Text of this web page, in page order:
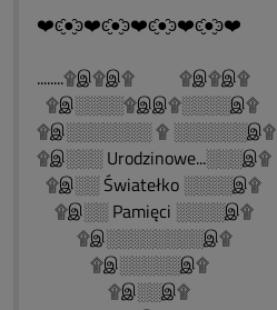
❤️ͼ̮̑●̮̑ͽ❤️ͼ̮̑●̮̑ͽ❤️ͼ̮̑●̮̑ͽ❤️ͼ̮̑●̮̑ͽ❤️
........۩இ۩இ۩ ۩இ۩இ۩
۩இ░░░░۩இஇ۩░░░░இ۩
۩இ░░░░░░░ ۩ ░░░░░░இ۩
۩இ░░░ Urodzinowe...░░░இ۩
۩இ░░ Światełko ░░░░இ۩
۩இ░░ Pamięci ░░░░இ۩
۩இ░░░░░░░░இ۩
۩இ░░░░░இ۩
۩இ░░இ۩